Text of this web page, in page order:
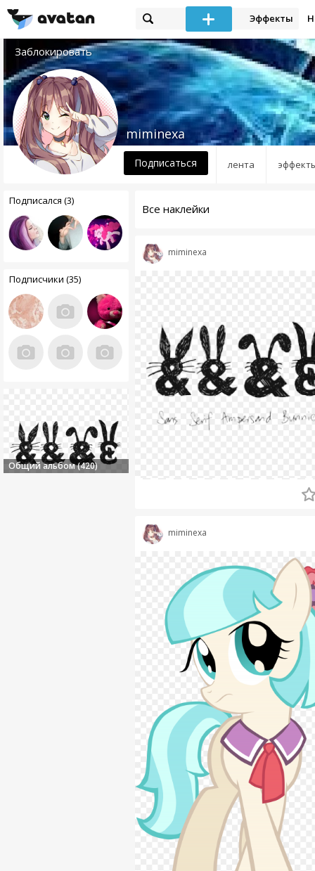
Эффекты
Заблокировать
лента
miminexa
Подписаться
Подписался (3)
Подписчики (35)
Общий альбом (420)
Все наклейки
miminexa
miminexa